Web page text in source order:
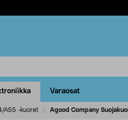
Varaosat
A55 -kuoret Agood Company